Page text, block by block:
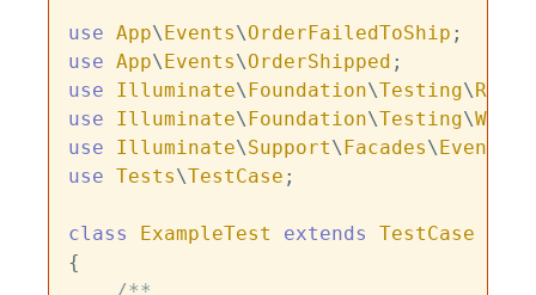
use App\Events\OrderFailedToShip
use App\Events\OrderShipped
use
Illuminate\Foundation\Testing\
use
Illuminate\Foundation\Testing\
use
Illuminate\Support\Facades\Event
use Tests\TestCase ;
class ExampleTest extends
TestCase
{
/**